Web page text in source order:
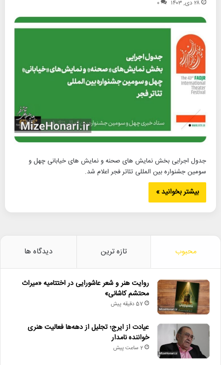
۲۸ دی, ۱۴۰۳ ۰
جدول اجرایی بخش نمایش های صحنه و نمایش های خیابانی چهل و
سومین جشنواره بین المللی تئاتر فجر اعلام شد.
بیشتر بخوانید »
محبوب تازه ترین دیدگاه ها
روایت هنر و شعر عاشورایی در اختتامیه «میراث
محتشم کاشانی»
57 دقیقه پیش
عیادت از ایرج؛ تجلیل از دهه‌ها فعالیت هنری
خواننده نامدار
2 ساعت پیش